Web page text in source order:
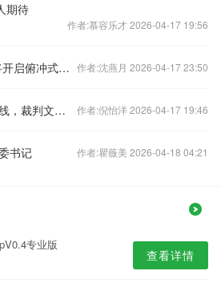
期待
作者:慕容乐才 2026-04-17 19:56
累计降温超20℃！多地将开启俯冲式降温 作者:沈燕月 2026-04-17 23:50
全国法院裁判文书库将上线，裁判文书公开何去何从？ 作者:倪怡洋 2026-04-17 19:46
书记 作者:瞿薇美 2026-04-18 04:21
专业版
查看详情